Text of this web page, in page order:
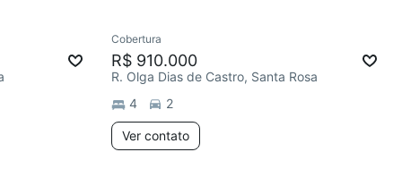
Redecorar
Cobertura
R$ 910.000
R. Olga Dias de Castro, Santa Rosa
4
2
Ver contato